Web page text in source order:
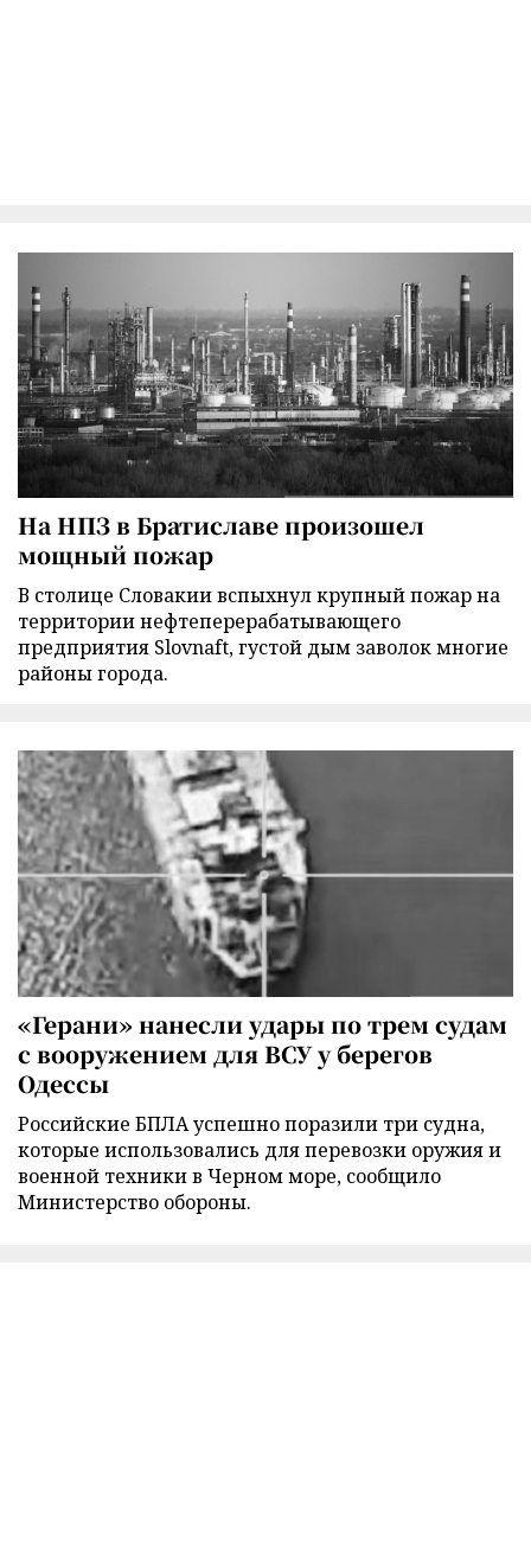
На НПЗ в Братиславе произошел
мощный пожар
В столице Словакии вспыхнул крупный пожар на
территории нефтеперерабатывающего
предприятия Slovnaft, густой дым заволок многие
районы города.
«Герани» нанесли удары по трем судам
с вооружением для ВСУ у берегов
Одессы
Российские БПЛА успешно поразили три судна,
которые использовались для перевозки оружия и
военной техники в Черном море, сообщило
Министерство обороны.